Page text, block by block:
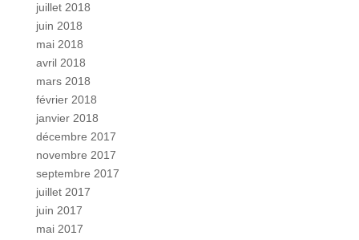
juillet 2018
juin 2018
mai 2018
avril 2018
mars 2018
février 2018
janvier 2018
décembre 2017
novembre 2017
septembre 2017
juillet 2017
juin 2017
mai 2017